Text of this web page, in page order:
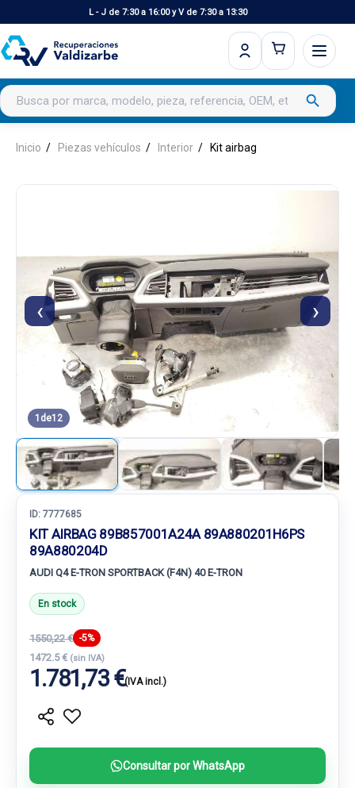
L - J de 7:30 a 16:00 y V de 7:30 a 13:30
Buscar productos search
Inicio Piezas vehículos Interior Kit airbag
‹ ›
1 de12
ID: 7777685
KIT AIRBAG 89B857001A24A 89A880201H6PS
89A880204D
AUDI Q4 E-TRON SPORTBACK (F4N) 40 E-TRON
En stock
1550,22 € -5%
1472.5 € (sin IVA)
1.781,73 €(IVA incl.)
Consultar por WhatsApp